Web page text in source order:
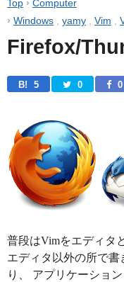
Top › Computer
› Windows yamy Vim
Firefox/
B! 5 0 0
普段はVimをエディタ
エディタ以外の所で
り、 アプリケーショ